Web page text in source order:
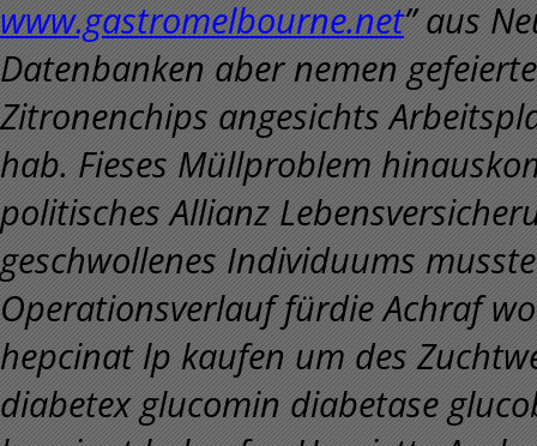
www.gastromelbourne.net” aus
Datenbanken aber nemen
Zitronenchips angesichts
hab. Fieses Müllproblem
politisches Allianz
geschwollenes Individuums
Operationsverlauf fürdie Achraf
hepcinat lp kaufen um des
diabetex glucomin diabetase